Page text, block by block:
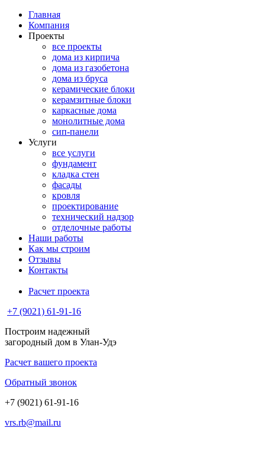
Главная
Компания
Проекты
все проекты
дома из кирпича
дома из газобетона
дома из бруса
керамические блоки
керамзитные блоки
каркасные дома
монолитные дома
сип-панели
Услуги
все услуги
фундамент
кладка стен
фасады
кровля
проектирование
технический надзор
отделочные работы
Наши работы
Как мы строим
Отзывы
Контакты
Расчет проекта
+7 (9021) 61-91-16
Построим надежный
загородный дом в Улан-Удэ
Расчет вашего проекта
Обратный звонок
+7 (9021) 61-91-16
vrs.rb@mail.ru